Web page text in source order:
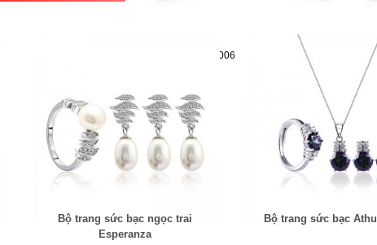
Mã hàng:61283006
Bộ trang sức bạc ngọc trai
Esperanza
Bộ trang sức bạc